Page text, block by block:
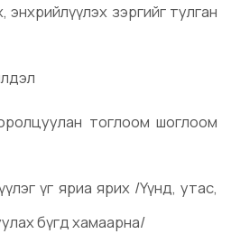
энхрийлүүлэх зэргийг тулган
тоглоом шоглоом
үг яриа ярих /Үүнд, утас,
бүгд хамаарна/